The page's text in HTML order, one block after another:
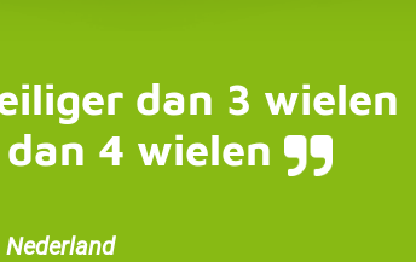
dan 3 wielen
4 wielen